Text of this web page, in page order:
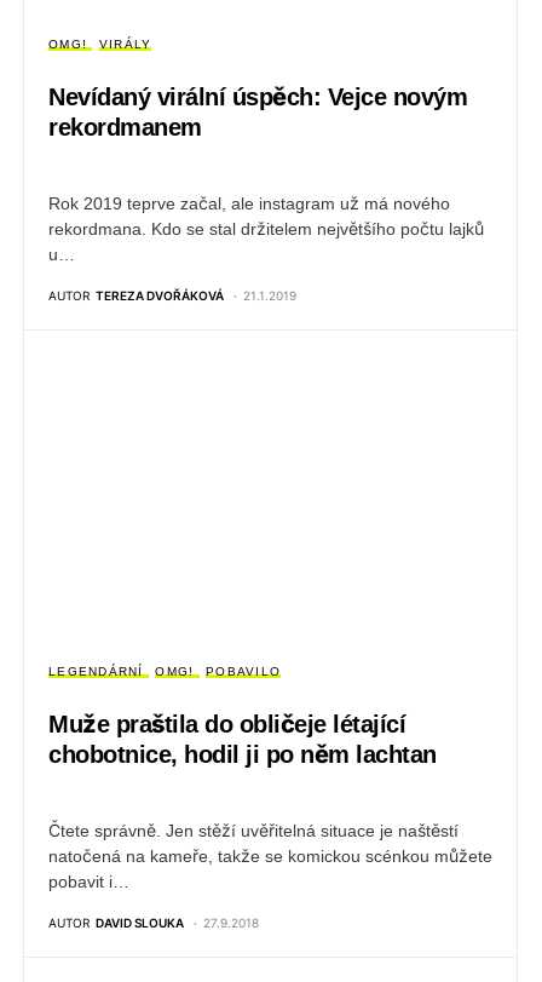
OMG! VIRÁLY
Nevídaný virální úspěch: Vejce novým
rekordmanem
Rok 2019 teprve začal, ale instagram už má nového
rekordmana. Kdo se stal držitelem největšího počtu lajků
u…
AUTOR TEREZA DVOŘÁKOVÁ 21.1.2019
LEGENDÁRNÍ OMG! POBAVILO
Muže praštila do obličeje létající
chobotnice, hodil ji po něm lachtan
Čtete správně. Jen stěží uvěřitelná situace je naštěstí
natočená na kameře, takže se komickou scénkou můžete
pobavit i…
AUTOR DAVID SLOUKA 27.9.2018